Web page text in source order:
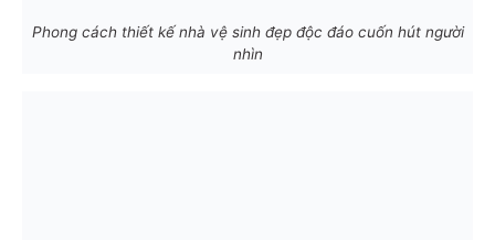
Phong cách thiết kế nhà vệ sinh đẹp độc đáo cuốn hút người
nhìn